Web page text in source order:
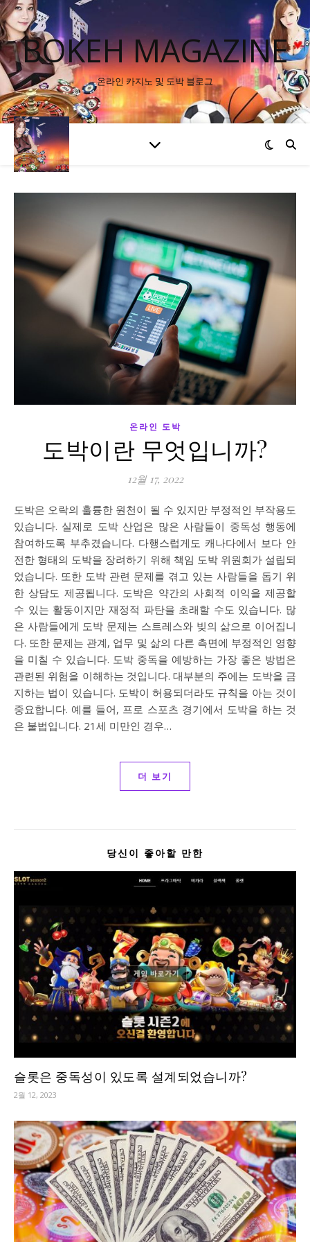
BOKEH MAGAZINE
온라인 카지노 및 도박 블로그
온라인 도박
도박이란 무엇입니까?
12월 17, 2022
도박은 오락의 훌륭한 원천이 될 수 있지만 부정적인 부작용도
있습니다. 실제로 도박 산업은 많은 사람들이 중독성 행동에
참여하도록 부추겼습니다. 다행스럽게도 캐나다에서 보다 안
전한 형태의 도박을 장려하기 위해 책임 도박 위원회가 설립되
었습니다. 또한 도박 관련 문제를 겪고 있는 사람들을 돕기 위
한 상담도 제공됩니다. 도박은 약간의 사회적 이익을 제공할
수 있는 활동이지만 재정적 파탄을 초래할 수도 있습니다. 많
은 사람들에게 도박 문제는 스트레스와 빚의 삶으로 이어집니
다. 또한 문제는 관계, 업무 및 삶의 다른 측면에 부정적인 영향
을 미칠 수 있습니다. 도박 중독을 예방하는 가장 좋은 방법은
관련된 위험을 이해하는 것입니다. 대부분의 주에는 도박을 금
지하는 법이 있습니다. 도박이 허용되더라도 규칙을 아는 것이
중요합니다. 예를 들어, 프로 스포츠 경기에서 도박을 하는 것
은 불법입니다. 21세 미만인 경우…
더 보기
당신이 좋아할 만한
슬롯은 중독성이 있도록 설계되었습니까?
2월 12, 2023